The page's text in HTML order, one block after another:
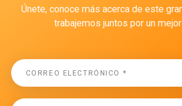
Únete, conoce más acerca de este
trabajemos juntos por un